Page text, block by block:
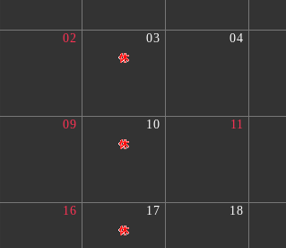
02 03 04
09 10 11
16 17 18